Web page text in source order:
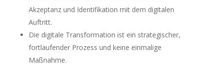
Akzeptanz und Identifikation mit dem digitalen
Auftritt.
Die digitale Transformation ist ein strategischer,
fortlaufender Prozess und keine einmalige
Maßnahme.